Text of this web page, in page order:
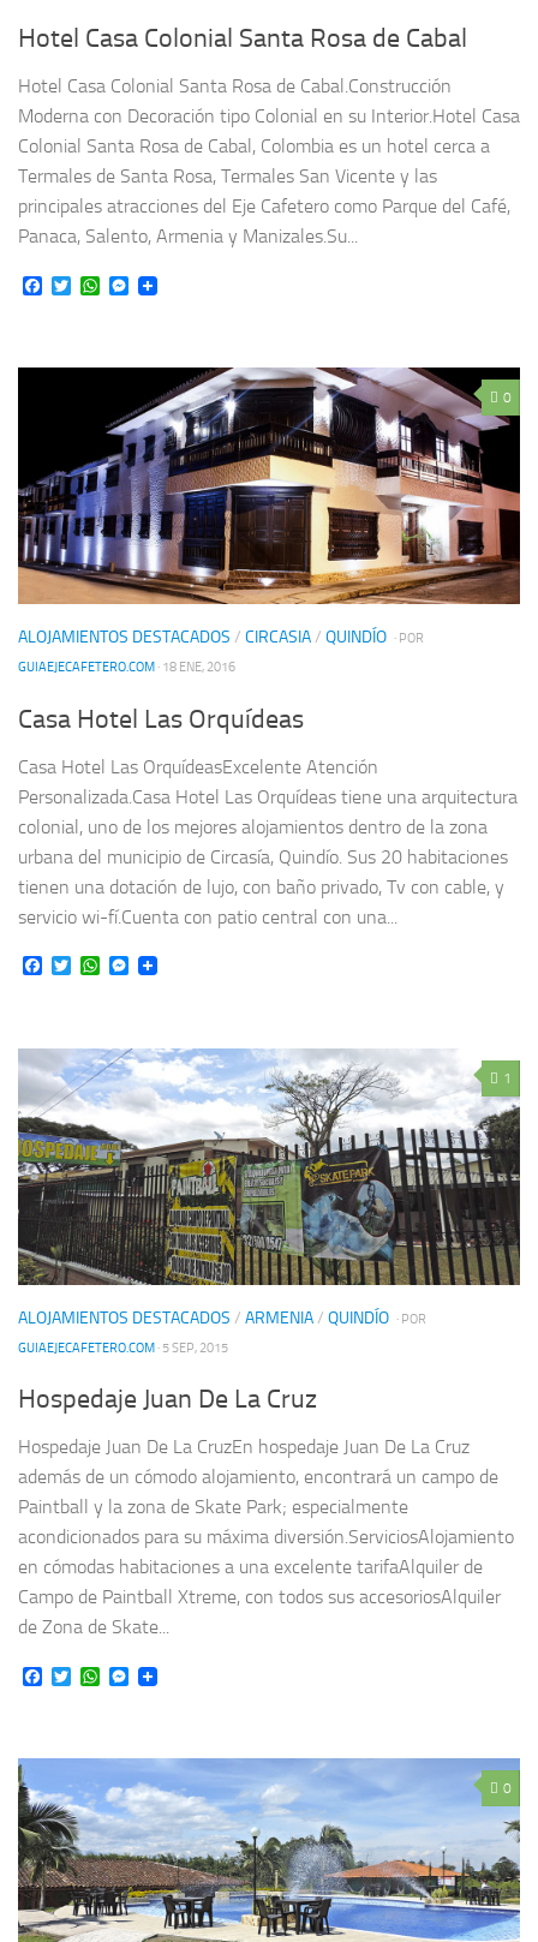
Hotel Casa Colonial Santa Rosa de Cabal
Hotel Casa Colonial Santa Rosa de Cabal.Construcción
Moderna con Decoración tipo Colonial en su Interior.Hotel Casa
Colonial Santa Rosa de Cabal, Colombia es un hotel cerca a
Termales de Santa Rosa, Termales San Vicente y las
principales atracciones del Eje Cafetero como Parque del Café,
Panaca, Salento, Armenia y Manizales.Su...
Facebook
TwitterWhatsApp
Messenger
0
ALOJAMIENTOS DESTACADOS / CIRCASIA/ QUINDÍO · POR
GUIAEJECAFETERO.COM · 18 ENE, 2016
Casa Hotel Las Orquídeas
Casa Hotel Las OrquídeasExcelente Atención
Personalizada.Casa Hotel Las Orquídeas tiene una arquitectura
colonial, uno de los mejores alojamientos dentro de la zona
urbana del municipio de Circasía, Quindío. Sus 20 habitaciones
tienen una dotación de lujo, con baño privado, Tv con cable, y
servicio wi-fí.Cuenta con patio central con una...
Facebook
TwitterWhatsApp
Messenger
1
ALOJAMIENTOS DESTACADOS / ARMENIA/ QUINDÍO · POR
GUIAEJECAFETERO.COM · 5 SEP, 2015
Hospedaje Juan De La Cruz
Hospedaje Juan De La CruzEn hospedaje Juan De La Cruz
además de un cómodo alojamiento, encontrará un campo de
Paintball y la zona de Skate Park; especialmente
acondicionados para su máxima diversión.ServiciosAlojamiento
en cómodas habitaciones a una excelente tarifaAlquiler de
Campo de Paintball Xtreme, con todos sus accesoriosAlquiler
de Zona de Skate...
Facebook
TwitterWhatsApp
Messenger
0